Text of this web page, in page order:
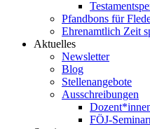
Pfandbons für
Ehrenamtlich Zeit
Aktuelles
Newsletter
Blog
Stellenangebote
Ausschreibungen
FÖJ-